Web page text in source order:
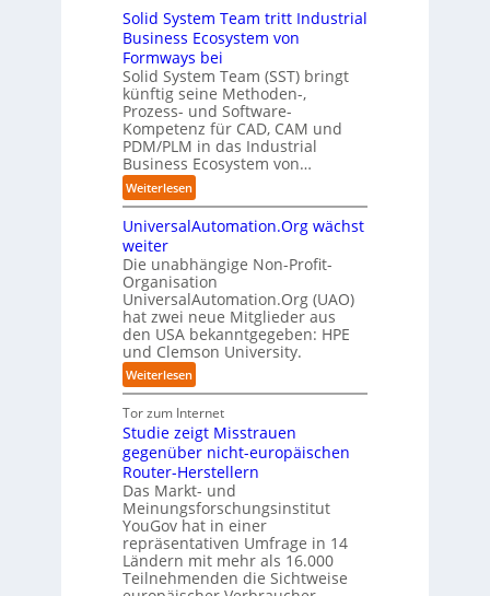
i
b
e
n
u
n
b
e
s
t
z
f
ü
r
d
e
n
G
i
g
a
f
a
c
t
o
r
y
-
A
u
s
b
a
u
-
C
E
O
h
e
n
z
e
n
t
r
e
n
i
n
D
e
u
t
s
c
h
l
a
n
d
T
e
f
f
p
u
n
k
t
f
r
p
r
a
x
i
s
n
a
e
A
u
t
o
m
a
t
i
s
b
:
D
i
s
r
u
p
t
b
l
i
c
k
t
a
u
f
d
i
e
Z
u
k
u
n
f
t
d
e
r
Solid System Team tritt Industrial
Business Ecosystem von
Formways bei
Solid System Team (SST) bringt
künftig seine Methoden-,
Prozess- und Software-
Kompetenz für CAD, CAM und
PDM/PLM in das Industrial
Business Ecosystem von…
Weiterlesen:
S
o
i
d
S
y
s
t
e
m
T
e
a
t
r
i
t
t
I
UniversalAutomation.Org wächst
weiter
Die unabhängige Non-Profit-
Organisation
UniversalAutomation.Org (UAO)
hat zwei neue Mitglieder aus
den USA bekanntgegeben: HPE
und Clemson University.
Weiterlesen:
U
n
i
v
e
r
s
a
l
A
u
Tor zum Internet
Studie zeigt Misstrauen
gegenüber nicht-europäischen
Router-Herstellern
Das Markt- und
Meinungsforschungsinstitut
YouGov hat in einer
repräsentativen Umfrage in 14
Ländern mit mehr als 16.000
Teilnehmenden die Sichtweise